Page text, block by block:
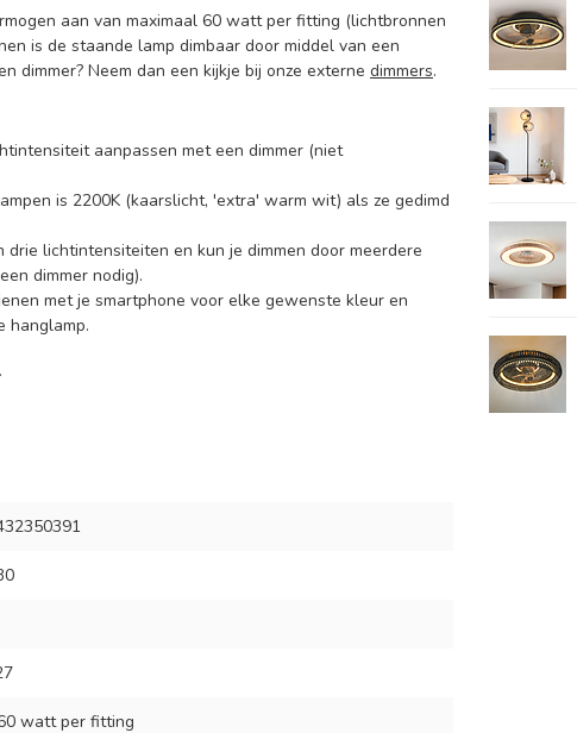
aan van maximaal 60 watt per fitting (lichtbronnen
is de staande lamp dimbaar door middel van een
dimmer? Neem dan een kijkje bij onze externe dimmers.
aanpassen met een dimmer (niet
is 2200K (kaarslicht, 'extra' warm wit) als ze gedimd
drie lichtintensiteiten en kun je dimmen door meerdere
dimmer nodig).
met je smartphone voor elke gewenste kleur en
hanglamp.
.
watt per fitting